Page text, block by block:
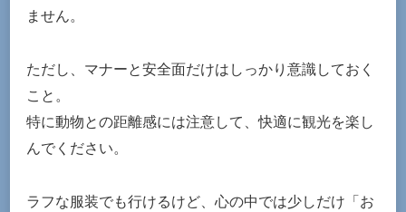
ません。
ただし、マナーと安全面だけはしっかり意識しておく
こと。
特に動物との距離感には注意して、快適に観光を楽し
んでください。
ラフな服装でも行けるけど、心の中では少しだけ「お